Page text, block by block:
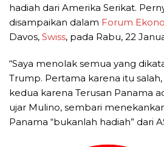
hadiah dari Amerika Serikat.
disampaikan dalam Forum
Davos, Swiss, pada Rabu, 22
“Saya menolak semua yang
Trump. Pertama karena itu
kedua karena Terusan Panama
ujar Mulino, sembari
Panama “bukanlah hadiah” dari